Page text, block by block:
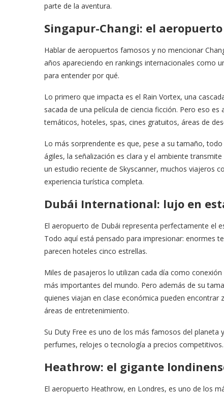
parte de la aventura.
Singapur-Changi: el
Hablar de aeropuertos famosos y no mencionar
años apareciendo en rankings internacionales como
para entender por qué.
Lo primero que impacta es el Rain Vortex, una
sacada de una película de ciencia ficción. Pero eso
temáticos, hoteles, spas, cines gratuitos, áreas de
Lo más sorprendente es que, pese a su tamaño,
ágiles, la señalización es clara y el ambiente
un estudio reciente de Skyscanner, muchos viajeros
experiencia turística completa.
Dubái International: lujo en
El aeropuerto de Dubái representa perfectamente el
Todo aquí está pensado para impresionar: enormes
parecen hoteles cinco estrellas.
Miles de pasajeros lo utilizan cada día como
más importantes del mundo. Pero además de su
quienes viajan en clase económica pueden
áreas de entretenimiento.
Su Duty Free es uno de los más famosos del
perfumes, relojes o tecnología a precios competitivos.
Heathrow: el gigante
El aeropuerto Heathrow, en Londres, es uno de los